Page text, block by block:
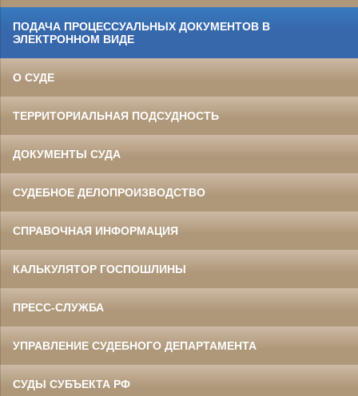
ПОДАЧА ПРОЦЕССУАЛЬНЫХ ДОКУМЕНТОВ В
ЭЛЕКТРОННОМ ВИДЕ
О СУДЕ
ТЕРРИТОРИАЛЬНАЯ ПОДСУДНОСТЬ
ДОКУМЕНТЫ СУДА
СУДЕБНОЕ ДЕЛОПРОИЗВОДСТВО
СПРАВОЧНАЯ ИНФОРМАЦИЯ
КАЛЬКУЛЯТОР ГОСПОШЛИНЫ
ПРЕСС-СЛУЖБА
УПРАВЛЕНИЕ СУДЕБНОГО ДЕПАРТАМЕНТА
СУДЫ СУБЪЕКТА РФ